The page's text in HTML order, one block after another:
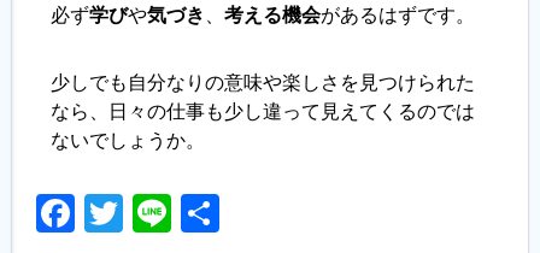
必ず学びや気づき 考える機会があるはずです。
少しでも自分なりの意味や楽しさを見つけられた
なら、日々の仕事も少し違って見えてくるのでは
ないでしょうか。
Facebook
Twitter
Line